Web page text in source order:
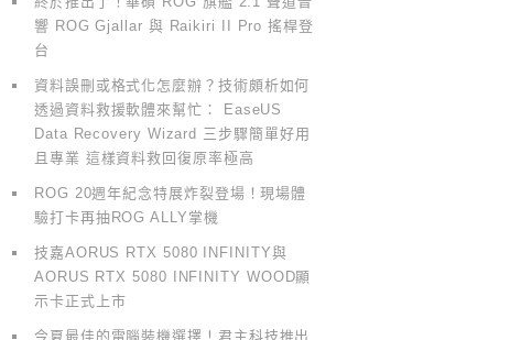
響 ROG Gjallar 與 Raikiri II Pro 搖桿登
台
資料誤刪或格式化怎麼辦？技術頗析如何
透過資料救援軟體來幫忙： EaseUS
Data Recovery Wizard 三步驟簡單好用
且專業 這樣資料救回復原率極高
ROG 20週年紀念特展炸裂登場！現場體
驗打卡再抽ROG ALLY掌機
技嘉AORUS RTX 5080 INFINITY與
AORUS RTX 5080 INFINITY WOOD顯
示卡正式上市
今夏最佳的電腦裝機選擇！君主科技推出